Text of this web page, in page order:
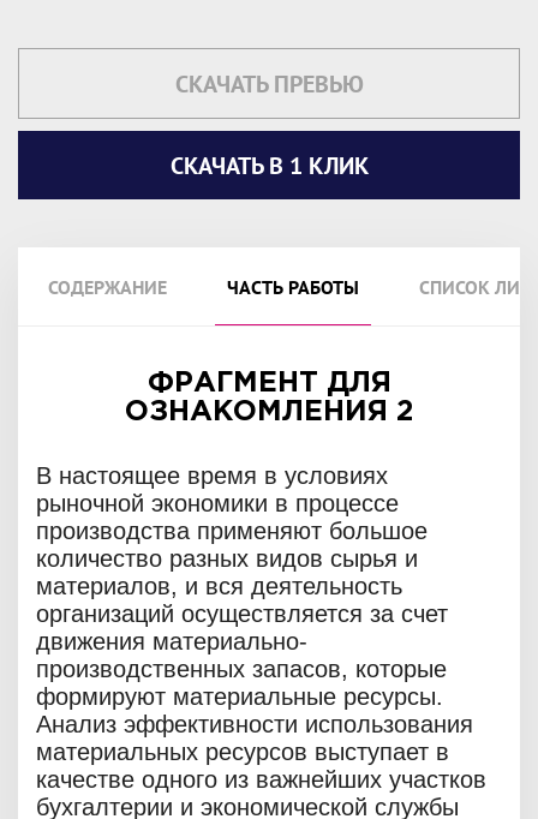
СКАЧАТЬ ПРЕВЬЮ
СКАЧАТЬ В 1 КЛИК
СОДЕРЖАНИЕ ЧАСТЬ РАБОТЫ СПИСОК
ФРАГМЕНТ ДЛЯ
ОЗНАКОМЛЕНИЯ 2
В настоящее время в условиях
рыночной экономики в процессе
производства применяют большое
количество разных видов сырья и
материалов, и вся деятельность
организаций осуществляется за счет
движения материально-
производственных запасов, которые
формируют материальные ресурсы.
Анализ эффективности использования
материальных ресурсов выступает в
качестве одного из важнейших участков
бухгалтерии и экономической службы